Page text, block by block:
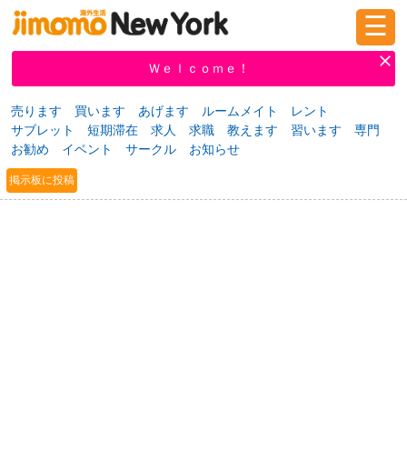
新規登録
掲示板 教えて！
☰
Ｗｅｌｃｏｍｅ！
売ります 買います あげます ルームメイト
レント
サブレット
短期滞在 求人 求職 教えます 習います
専門
お勧め
イベント サークル お知らせ
掲示板に投稿